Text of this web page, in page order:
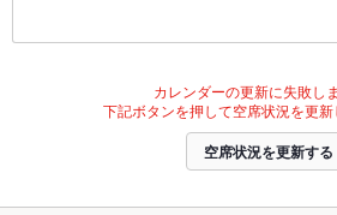
カレンダーの更新に失敗しま
下記ボタンを押して空席状況を更新
空席状況を更新する